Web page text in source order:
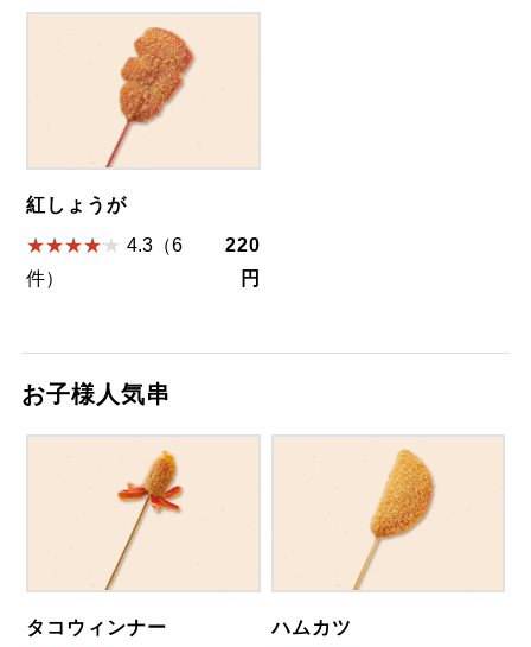
紅しょうが
4.3（6
件）
220
円
お子様人気串
タコウィンナー
ハムカツ